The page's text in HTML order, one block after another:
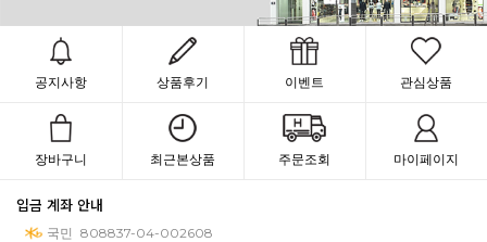
공지사항 상품후기 이벤트 관심상품
장바구니 최근본상품 주문조회 마이페이지
입금 계좌 안내
국민 808837-04-002608